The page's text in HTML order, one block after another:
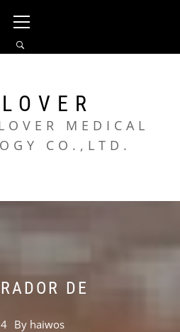
Menu
MEDICAL
CO.,LTD.
DE
By haiwos